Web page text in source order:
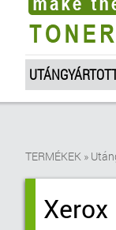
TERMÉKEK »